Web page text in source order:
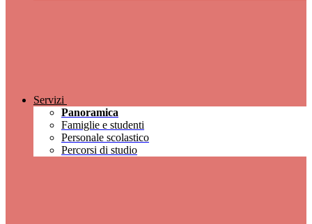
Servizi
Panoramica
Famiglie e studenti
Personale scolastico
Percorsi di studio